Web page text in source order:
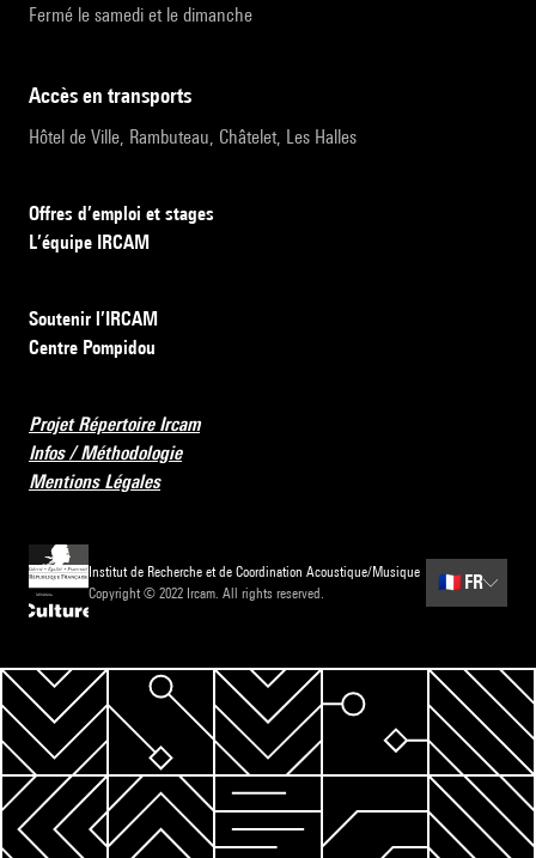
Fermé le samedi et le dimanche
accès en transports
Hôtel de Ville, Rambuteau, Châtelet, Les Halles
Offres d’emploi et stages
L’équipe IRCAM
Soutenir l’IRCAM
Centre Pompidou
Projet Répertoire Ircam
Infos / Méthodologie
Mentions Légales
Institut de Recherche et de Coordination Acoustique/Musique
Copyright © 2022 Ircam. All rights reserved.
🇫🇷 FR